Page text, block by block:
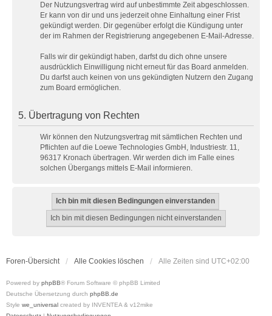
Der Nutzungsvertrag wird auf unbestimmte Zeit abgeschlossen.
Er kann von dir und uns jederzeit ohne Einhaltung einer Frist
gekündigt werden. Dir gegenüber erfolgt die Kündigung unter
der im Rahmen der Registrierung angegebenen E-Mail-Adresse.
Falls wir dir gekündigt haben, darfst du dich ohne unsere
ausdrücklich Einwilligung nicht erneut für das Board anmelden.
Du darfst auch keinen von uns gekündigten Nutzern den Zugang
zum Board ermöglichen.
5. Übertragung von Rechten
Wir können den Nutzungsvertrag mit sämtlichen Rechten und
Pflichten auf die Loewe Technologies GmbH, Industriestr. 11,
96317 Kronach übertragen. Wir werden dich im Falle eines
solchen Übergangs mittels E-Mail informieren.
Foren-Übersicht Alle Cookies löschen Alle Zeiten sind UTC+02:00
Powered by phpBB® Forum Software © phpBB Limited
Deutsche Übersetzung durch phpBB.de
Style we_universal created by INVENTEA & v12mike